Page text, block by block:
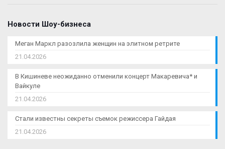
Новости Шоу-бизнеса
Меган Маркл разозлила женщин на элитном ретрите
21.04.2026
В Кишиневе неожиданно отменили концерт Макаревича* и
Вайкуле
21.04.2026
Стали известны секреты съемок режиссера Гайдая
21.04.2026